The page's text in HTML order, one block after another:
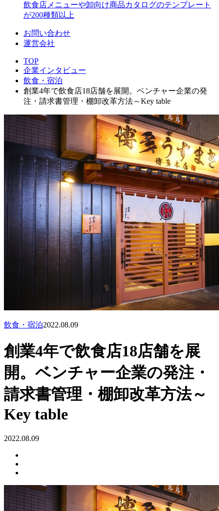
飲食店メニューや卸向け商品カタログのテンプレート
が200種類以上
お問い合わせ
運営会社
TOP
企業インタビュー
飲食・宿泊
創業4年で飲食店18店舗を展開。ベンチャー企業の発
注・請求書管理・棚卸改革方法～Key table
飲食・宿泊2022.08.09
創業4年で飲食店18店舗を展
開。ベンチャー企業の発注・
請求書管理・棚卸改革方法～
Key table
2022.08.09